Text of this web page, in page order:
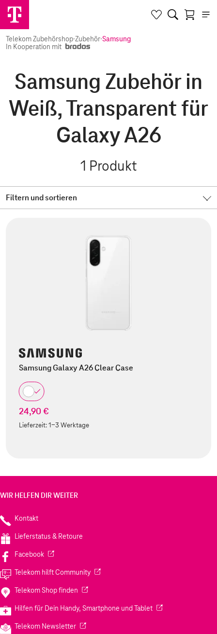
Telekom Zubehörshop·Zubehör·Samsung
In Kooperation mit
Samsung Zubehör in
Weiß, Transparent für
Galaxy A26
1 Produkt
Filtern und sortieren
Samsung Galaxy A26 Clear Case
24,90 €
Lieferzeit:1-3 Werktage
WIR HELFEN DIR WEITER
Kontakt
Lieferstatus & Retoure
Facebook(Wird in einem neuen Tab geöffnet)
Telekom hilft Community(Wird in einem neuen Tab geöffnet)
Telekom Shop finden (Wird in einem neuen Tab geöffnet)
Hilfen für Dein Handy, Smartphone und Tablet(Wird in einem
Telekom Newsletter(Wird in einem neuen Tab geöffnet)